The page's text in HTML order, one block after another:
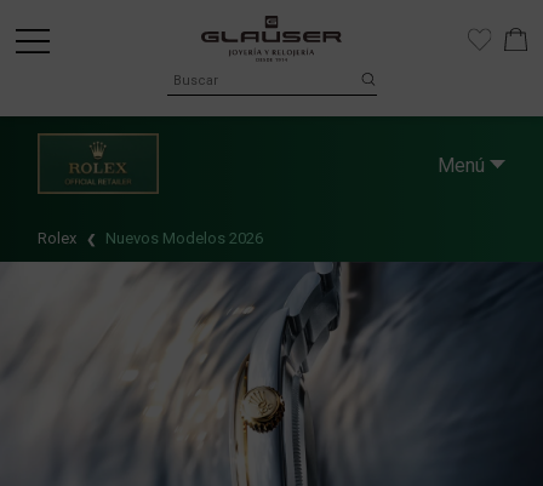
Menú
Rolex Nuevos Modelos 2026